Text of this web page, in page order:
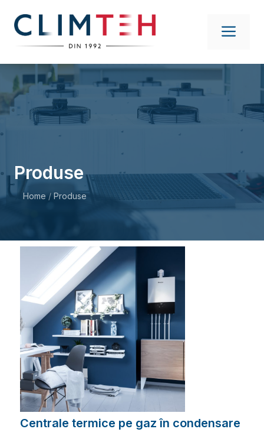
conținut
Produse
Home / Produse
Centrale termice pe gaz în condensare